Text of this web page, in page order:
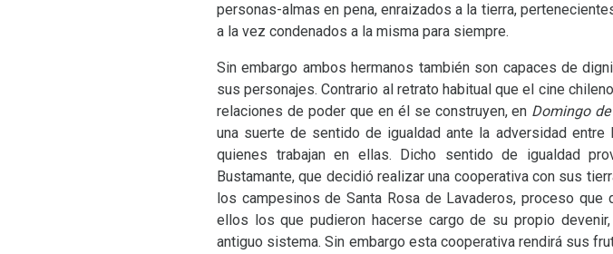
personas-almas en pena, enraizados a la tierra,
a la vez condenados a la misma para siempre.
Sin embargo ambos hermanos también son capaces de
sus personajes. Contrario al retrato habitual que el cine
relaciones de poder que en él se construyen, en Domingo
una suerte de sentido de igualdad ante la adversidad
quienes trabajan en ellas. Dicho sentido de igualdad
Bustamante, que decidió realizar una cooperativa con sus
los campesinos de Santa Rosa de Lavaderos, proceso
ellos los que pudieron hacerse cargo de su propio
antiguo sistema. Sin embargo esta cooperativa rendirá sus